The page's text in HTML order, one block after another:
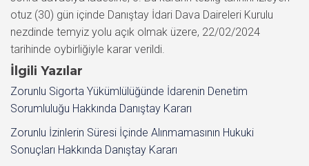
İlgili Yazılar
Zorunlu Sigorta Yükümlülüğünde İdarenin Denetim
Sorumluluğu Hakkında Danıştay Kararı
Zorunlu İzinlerin Süresi İçinde Alınmamasının Hukuki
Sonuçları Hakkında Danıştay Kararı